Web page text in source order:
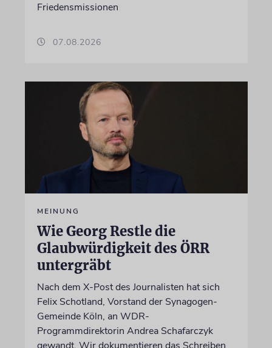
Friedensmissionen
07.08.2026
MEINUNG
Wie Georg Restle die
Glaubwürdigkeit des ÖRR
untergräbt
Nach dem X-Post des Journalisten hat sich
Felix Schotland, Vorstand der Synagogen-
Gemeinde Köln, an WDR-
Programmdirektorin Andrea Schafarczyk
gewandt. Wir dokumentieren das Schreiben